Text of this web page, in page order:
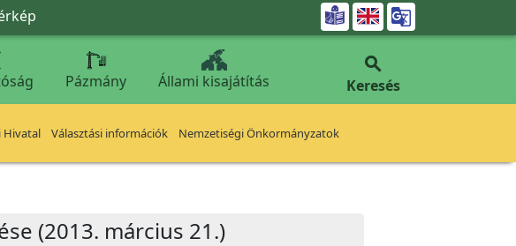

Pázmány Állami kisajátítás

Keresés
Hivatal Választási információk Nemzetiségi Önkormányzatok
(2013. március 21.)